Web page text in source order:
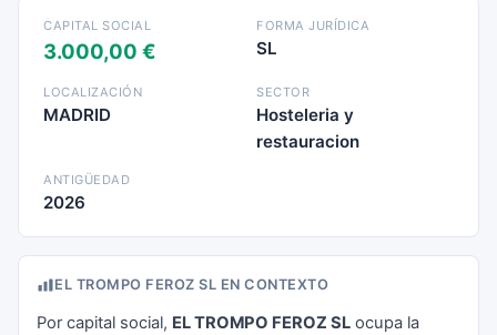
CAPITAL SOCIAL
3.000,00 €
FORMA JURÍDICA
SL
LOCALIZACIÓN
MADRID
SECTOR
Hosteleria y
restauracion
ANTIGÜEDAD
2026
EL TROMPO FEROZ SL EN CONTEXTO
Por capital social, EL TROMPO FEROZ SL ocupa la